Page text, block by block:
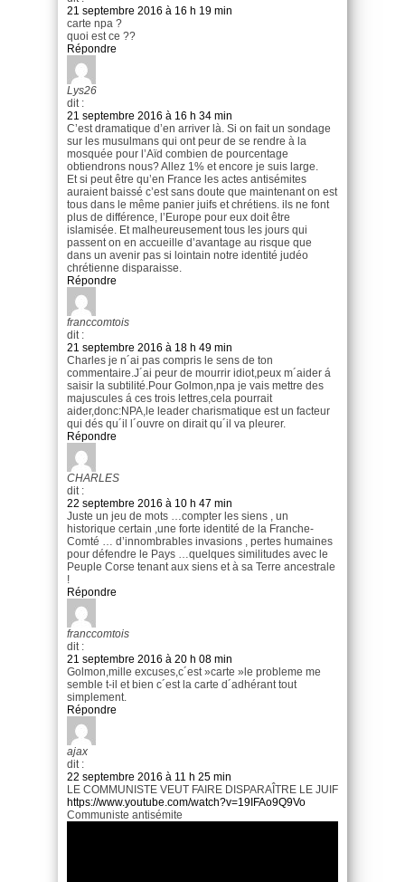
21 septembre 2016 à 16 h 19 min
carte npa ?
quoi est ce ??
Répondre
Lys26
dit :
21 septembre 2016 à 16 h 34 min
C’est dramatique d’en arriver là. Si on fait un sondage
sur les musulmans qui ont peur de se rendre à la
mosquée pour l’Aïd combien de pourcentage
obtiendrons nous? Allez 1% et encore je suis large.
Et si peut être qu’en France les actes antisémites
auraient baissé c’est sans doute que maintenant on est
tous dans le même panier juifs et chrétiens. ils ne font
plus de différence, l’Europe pour eux doit être
islamisée. Et malheureusement tous les jours qui
passent on en accueille d’avantage au risque que
dans un avenir pas si lointain notre identité judéo
chrétienne disparaisse.
Répondre
franccomtois
dit :
21 septembre 2016 à 18 h 49 min
Charles je n´ai pas compris le sens de ton
commentaire.J´ai peur de mourrir idiot,peux m´aider á
saisir la subtilité.Pour Golmon,npa je vais mettre des
majuscules á ces trois lettres,cela pourrait
aider,donc:NPA,le leader charismatique est un facteur
qui dés qu´il l´ouvre on dirait qu´il va pleurer.
Répondre
CHARLES
dit :
22 septembre 2016 à 10 h 47 min
Juste un jeu de mots …compter les siens , un
historique certain ,une forte identité de la Franche-
Comté … d’innombrables invasions , pertes humaines
pour défendre le Pays …quelques similitudes avec le
Peuple Corse tenant aux siens et à sa Terre ancestrale
!
Répondre
franccomtois
dit :
21 septembre 2016 à 20 h 08 min
Golmon,mille excuses,c´est »carte »le probleme me
semble t-il et bien c´est la carte d´adhérant tout
simplement.
Répondre
ajax
dit :
22 septembre 2016 à 11 h 25 min
LE COMMUNISTE VEUT FAIRE DISPARAÎTRE LE JUIF
https://www.youtube.com/watch?v=19IFAo9Q9Vo
Communiste antisémite